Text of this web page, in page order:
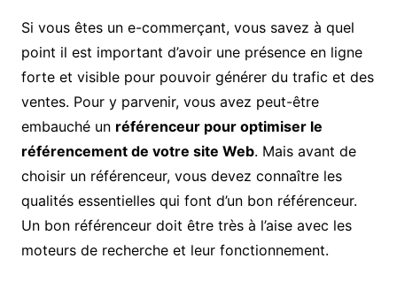
Si vous êtes un e-commerçant, vous savez à quel
point il est important d’avoir une présence en ligne
forte et visible pour pouvoir générer du trafic et des
ventes. Pour y parvenir, vous avez peut-être
embauché un référenceur pour optimiser le
référencement de votre site Web. Mais avant de
choisir un référenceur, vous devez connaître les
qualités essentielles qui font d’un bon référenceur.
Un bon référenceur doit être très à l’aise avec les
moteurs de recherche et leur fonctionnement.